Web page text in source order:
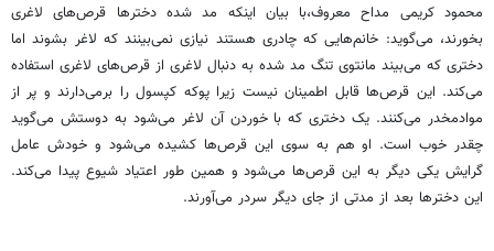
محمود کریمی مداح معروف،با بیان اینکه مد شده دخترها قرص‌های لاغری
بخورند، می‌گوید: خانم‌هایی که چادری هستند نیازی نمی‌بینند که لاغر بشوند اما
دختری که می‌بیند مانتوی تنگ مد شده به دنبال لاغری از قرص‌های لاغری استفاده
می‌کند. این قرص‌ها قابل اطمینان نیست زیرا پوکه کپسول را برمی‌دارند و پر از
موادمخدر می‌کنند. یک دختری که با خوردن آن لاغر می‌شود به دوستش می‌گوید
چقدر خوب است. او هم به سوی این قرص‌ها کشیده می‌شود و خودش عامل
گرایش یکی دیگر به این قرص‌ها می‌شود و همین طور اعتیاد شیوع پیدا می‌کند.
این دخترها بعد از مدتی از جای دیگر سردر می‌آورند.